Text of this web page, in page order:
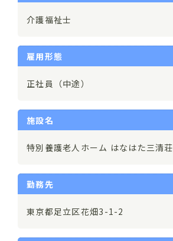
介護福祉士
雇用形態
正社員（中途）
施設名
特別養護老人ホーム はなはた三清荘
勤務先
東京都足立区花畑3-1-2